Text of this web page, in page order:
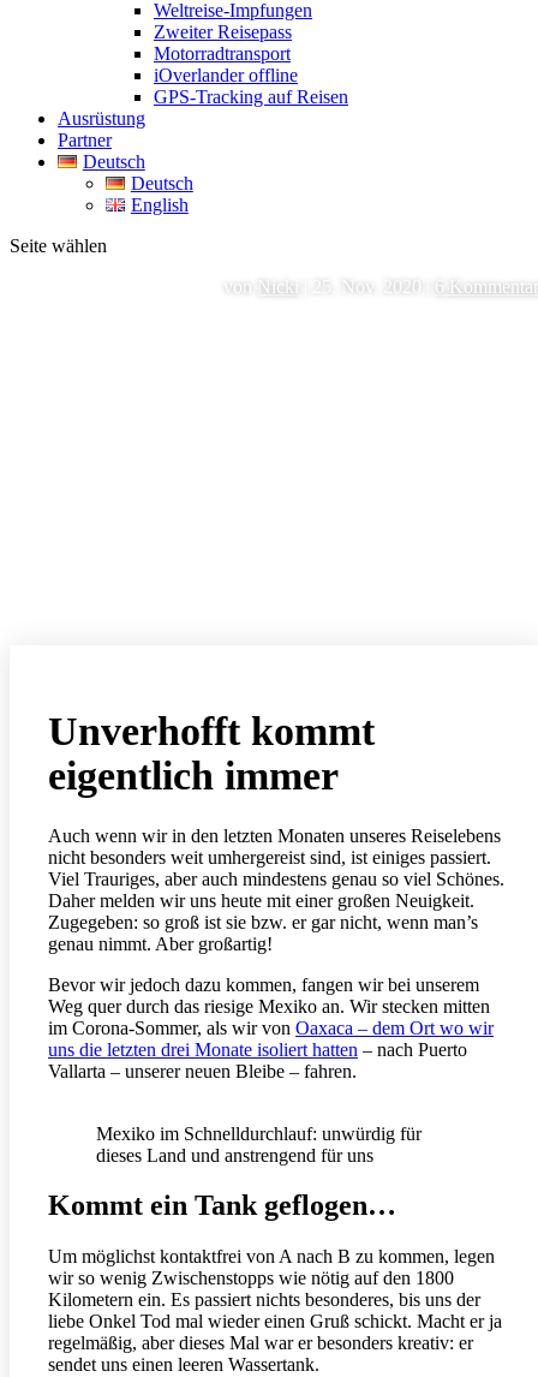
Weltreise-Impfungen
Zweiter Reisepass
Motorradtransport
iOverlander offline
GPS-Tracking auf Reisen
Ausrüstung
Partner
Deutsch
Deutsch
English
Seite wählen
von Nicki 25. Nov. 2020 6
Unverhofft kommt
eigentlich immer
Auch wenn wir in den letzten Monaten unseres Reiselebens
nicht besonders weit umhergereist sind, ist einiges passiert.
Viel Trauriges, aber auch mindestens genau so viel Schönes.
Daher melden wir uns heute mit einer großen Neuigkeit.
Zugegeben: so groß ist sie bzw. er gar nicht, wenn man’s
genau nimmt. Aber großartig!
Bevor wir jedoch dazu kommen, fangen wir bei unserem
Weg quer durch das riesige Mexiko an. Wir stecken mitten
im Corona-Sommer, als wir von Oaxaca – dem Ort wo wir
uns die letzten drei Monate isoliert hatten – nach Puerto
Vallarta – unserer neuen Bleibe – fahren.
Mexiko im Schnelldurchlauf: unwürdig für
dieses Land und anstrengend für uns
Kommt ein Tank geflogen…
Um möglichst kontaktfrei von A nach B zu kommen, legen
wir so wenig Zwischenstopps wie nötig auf den 1800
Kilometern ein. Es passiert nichts besonderes, bis uns der
liebe Onkel Tod mal wieder einen Gruß schickt. Macht er ja
regelmäßig, aber dieses Mal war er besonders kreativ: er
sendet uns einen leeren Wassertank.